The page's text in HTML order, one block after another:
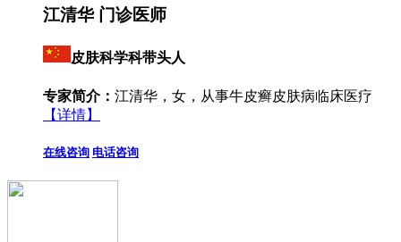
江清华 门诊医师
皮肤科学科带头人
专家简介： 江清华，女，从事牛皮癣皮肤病临床医疗
【详情】
在线咨询 电话咨询